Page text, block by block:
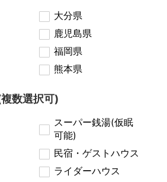
大分県
鹿児島県
福岡県
熊本県
数選択可)
スーパー銭湯(仮眠
可能)
民宿・ゲストハウス
ライダーハウス